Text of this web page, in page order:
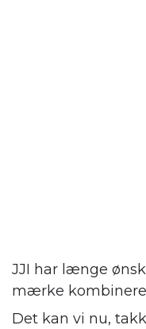
JJI har længe
mærke
Det kan vi nu,